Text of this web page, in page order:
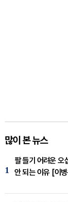
많이 본 뉴스
1
팔 들기 어려운 오
안 되는 이유 [이